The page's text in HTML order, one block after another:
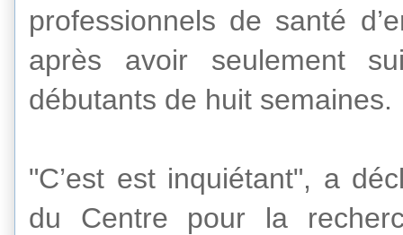
professionnels de santé
après avoir seulement
débutants de huit semaines.
"C’est est inquiétant", a
du Centre pour la